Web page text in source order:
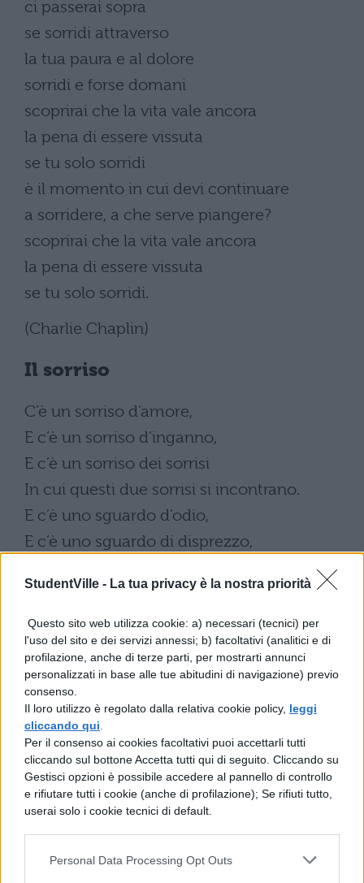
StudentVille - La tua privacy è la nostra priorità
Questo sito web utilizza cookie: a) necessari (tecnici) per
l'uso del sito e dei servizi annessi; b) facoltativi (analitici e di
profilazione, anche di terze parti, per mostrarti annunci
personalizzati in base alle tue abitudini di navigazione) previo
consenso.
Il loro utilizzo è regolato dalla relativa cookie policy, leggi
cliccando qui
Per il consenso ai cookies facoltativi puoi accettarli tutti
cliccando sul bottone Accetta tutti qui di seguito. Cliccando su
Gestisci opzioni è possibile accedere al pannello di controllo
e rifiutare tutti i cookie (anche di profilazione); Se rifiuti tutto,
userai solo i cookie tecnici di default.
Personal Data Processing Opt Outs
ci passerai sopra
se sorridi attraverso
la tua paura e al dolore
sorridi e forse domani
scoprirai che la vita vale ancora
la pena di essere vissuta
se tu solo sorridi
è il momento in cui devi continuare
a sorridere, a che serve piangere?
scoprirai che la vita vale ancora
la pena di essere vissuta
se tu solo sorridi.
(Charlie Chaplin)
Il sorriso
C’è un sorriso d’amore,
E c’è un sorriso d’inganno,
E c’è un sorriso dei sorrisi
In cui questi due sorrisi si incontrano.
E c’è uno sguardo d’odio,
E c’è uno sguardo di disprezzo,
Che tentate di scordare invano;
Perché si pianta nel profondo del cuore,
E si pianta nel profondo della schiena
E nessun sorriso che mai fu sorriso,
Ma un solo sorriso soltanto,
Che fra la culla e la tomba
Si può sorridere soltanto una volta;
Ma, quando è sorriso una volta,
C’è una fine a tutta l’angoscia.
(William Blake)